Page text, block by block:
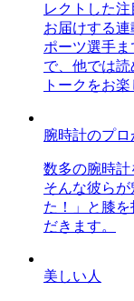
レクトした
お届けする
ポーツ選手
で、他では
トークをお
腕時計のプロ
数多の腕時計
そんな彼ら
た！」と膝
だきます。
美しい人